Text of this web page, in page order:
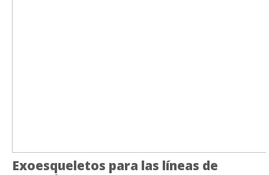
Exoesqueletos para las líneas de